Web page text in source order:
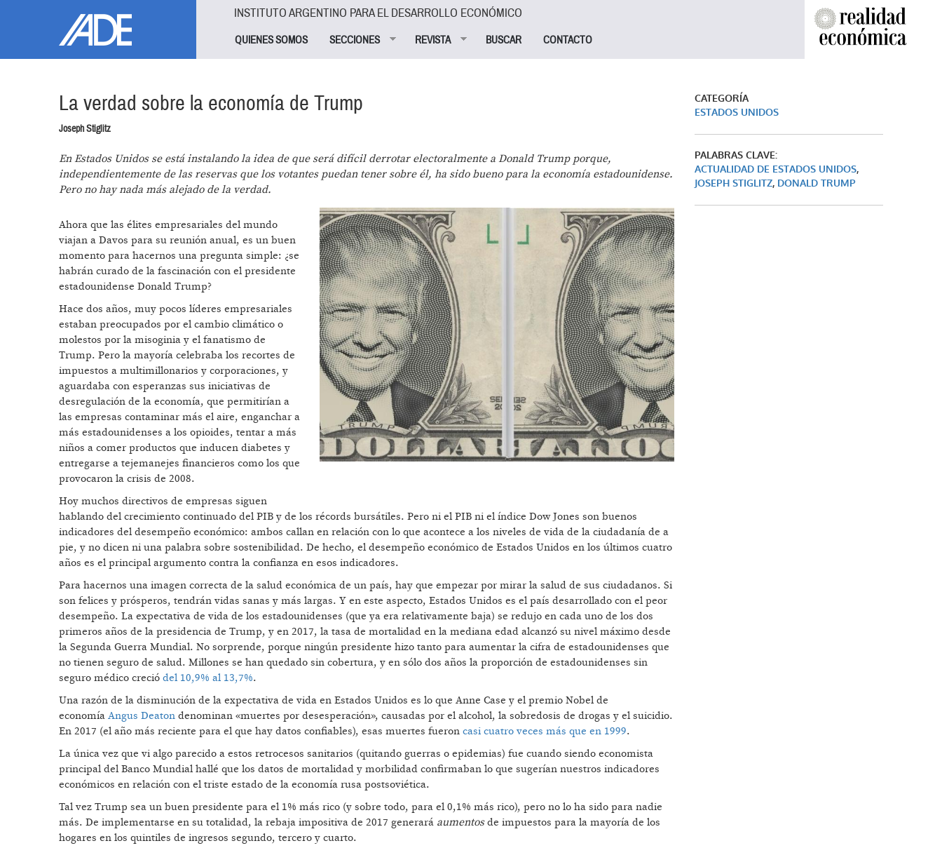
INSTITUTO ARGENTINO PARA EL DESARROLLO ECONÓMICO
QUIENES SOMOS SECCIONES REVISTA BUSCAR CONTACTO
La verdad sobre la economía de Trump
Joseph Stiglitz
En Estados Unidos se está instalando la idea de que será difícil derrotar electoralmente a Donald Trump porque,
independientemente de las reservas que los votantes puedan tener sobre él, ha sido bueno para la economía estadounidense.
Pero no hay nada más alejado de la verdad.
Ahora que las élites empresariales del mundo
viajan a Davos para su reunión anual, es un buen
momento para hacernos una pregunta simple: ¿se
habrán curado de la fascinación con el presidente
estadounidense Donald Trump?
Hace dos años, muy pocos líderes empresariales
estaban preocupados por el cambio climático o
molestos por la misoginia y el fanatismo de
Trump. Pero la mayoría celebraba los recortes de
impuestos a multimillonarios y corporaciones, y
aguardaba con esperanzas sus iniciativas de
desregulación de la economía, que permitirían a
las empresas contaminar más el aire, enganchar a
más estadounidenses a los opioides, tentar a más
niños a comer productos que inducen diabetes y
entregarse a tejemanejes financieros como los que
provocaron la crisis de 2008.
Hoy muchos directivos de empresas siguen
hablando del crecimiento continuado del PIB y de los récords bursátiles. Pero ni el PIB ni el índice Dow Jones son buenos
indicadores del desempeño económico: ambos callan en relación con lo que acontece a los niveles de vida de la ciudadanía de a
pie, y no dicen ni una palabra sobre sostenibilidad. De hecho, el desempeño económico de Estados Unidos en los últimos cuatro
años es el principal argumento contra la confianza en esos indicadores.
Para hacernos una imagen correcta de la salud económica de un país, hay que empezar por mirar la salud de sus ciudadanos. Si
son felices y prósperos, tendrán vidas sanas y más largas. Y en este aspecto, Estados Unidos es el país desarrollado con el peor
desempeño. La expectativa de vida de los estadounidenses (que ya era relativamente baja) se redujo en cada uno de los dos
primeros años de la presidencia de Trump, y en 2017, la tasa de mortalidad en la mediana edad alcanzó su nivel máximo desde
la Segunda Guerra Mundial. No sorprende, porque ningún presidente hizo tanto para aumentar la cifra de estadounidenses que
no tienen seguro de salud. Millones se han quedado sin cobertura, y en sólo dos años la proporción de estadounidenses sin
seguro médico creció del 10,9% al 13,7%.
Una razón de la disminución de la expectativa de vida en Estados Unidos es lo que Anne Case y el premio Nobel de
economía Angus Deaton denominan «muertes por desesperación», causadas por el alcohol, la sobredosis de drogas y el suicidio.
En 2017 (el año más reciente para el que hay datos confiables), esas muertes fueron casi cuatro veces más que en 1999.
La única vez que vi algo parecido a estos retrocesos sanitarios (quitando guerras o epidemias) fue cuando siendo economista
principal del Banco Mundial hallé que los datos de mortalidad y morbilidad confirmaban lo que sugerían nuestros indicadores
económicos en relación con el triste estado de la economía rusa postsoviética.
Tal vez Trump sea un buen presidente para el 1% más rico (y sobre todo, para el 0,1% más rico), pero no lo ha sido para nadie
más. De implementarse en su totalidad, la rebaja impositiva de 2017 generará aumentosde impuestos para la mayoría de los
hogares en los quintiles de ingresos segundo, tercero y cuarto.
CATEGORÍA
ESTADOS UNIDOS
PALABRAS CLAVE:
ACTUALIDAD DE ESTADOS UNIDOS,
JOSEPH STIGLITZ, DONALD TRUMP